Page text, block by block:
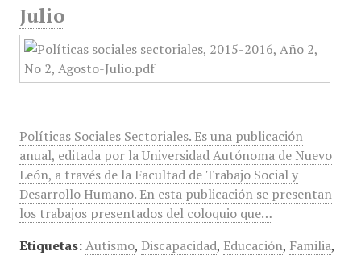
Julio
Políticas Sociales Sectoriales. Es una publicación
anual, editada por la Universidad Autónoma de Nuevo
León, a través de la Facultad de Trabajo Social y
Desarrollo Humano. En esta publicación se presentan
los trabajos presentados del coloquio que…
Etiquetas: Autismo, Discapacidad, Educación, Familia,